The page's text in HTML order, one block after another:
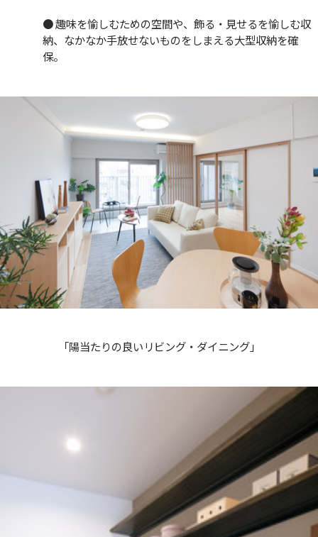
● 趣味を愉しむための空間や、飾る・見せるを愉しむ収
納、なかなか手放せないものをしまえる大型収納を確
保。
「陽当たりの良いリビング・ダイニング」